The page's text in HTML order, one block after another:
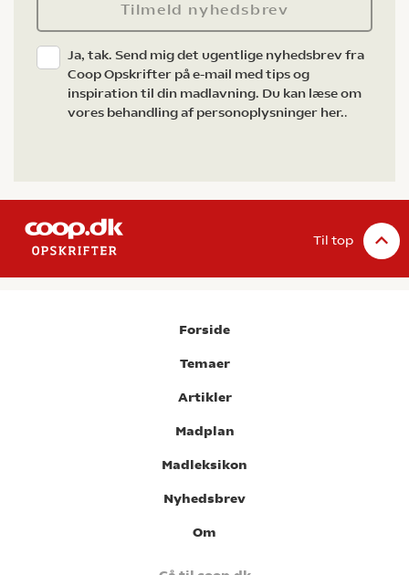
Tilmeld nyhedsbrev
Ja, tak. Send mig det ugentlige nyhedsbrev fra
Coop Opskrifter på e-mail med tips og
inspiration til din madlavning. Du kan læse om
vores behandling af personoplysninger her..
Til top
Forside
Temaer
Artikler
Madplan
Madleksikon
Nyhedsbrev
Om